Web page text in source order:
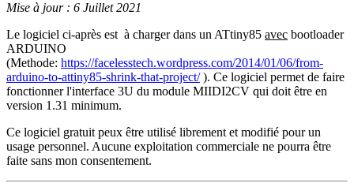
Mise à jour : 6 Juillet 2021
Le logiciel ci-après est à charger dans un ATtiny85 avec bootloader
ARDUINO
(Methode: https://facelesstech.wordpress.com/2014/01/06/from-
arduino-to-attiny85-shrink-that-project/). Ce logiciel permet de faire
fonctionner l'interface 3U du module MIIDI2CV qui doit être en
version 1.31 minimum.
Ce logiciel gratuit peux être utilisé librement et modifié pour un
usage personnel. Aucune exploitation commerciale ne pourra être
faite sans mon consentement.